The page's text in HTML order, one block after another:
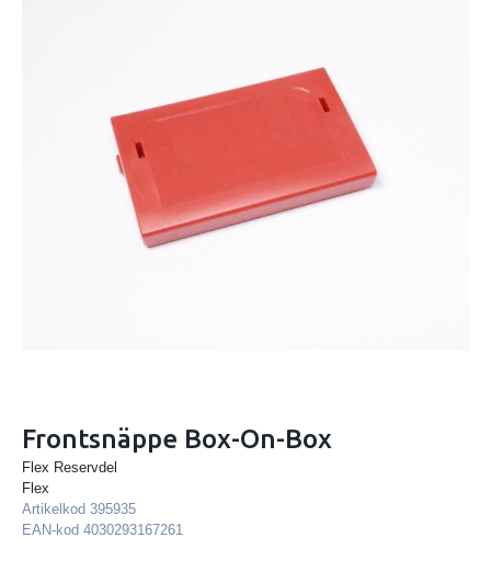
Frontsnäppe Box-On-Box
Flex Reservdel
Flex
Artikelkod 395935
EAN-kod 4030293167261